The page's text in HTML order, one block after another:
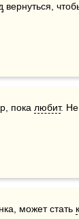
вернуться,
пока любит. Не
может стать